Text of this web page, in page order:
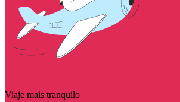
Viaje mais tranquilo